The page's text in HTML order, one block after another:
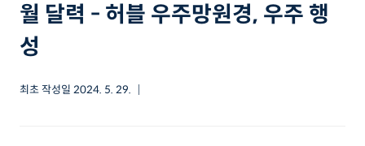
월 달력 - 허블 우주망원경, 우주 행
성
최초 작성일 2024. 5. 29.